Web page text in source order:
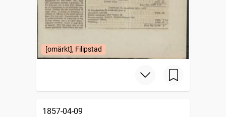
[omärkt], Filipstad
1857-04-09